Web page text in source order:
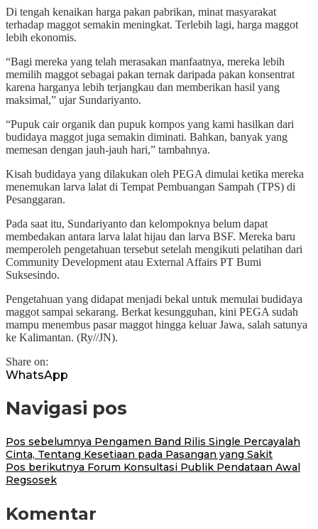
Di tengah kenaikan harga pakan pabrikan, minat masyarakat
terhadap maggot semakin meningkat. Terlebih lagi, harga maggot
lebih ekonomis.
“Bagi mereka yang telah merasakan manfaatnya, mereka lebih
memilih maggot sebagai pakan ternak daripada pakan konsentrat
karena harganya lebih terjangkau dan memberikan hasil yang
maksimal,” ujar Sundariyanto.
“Pupuk cair organik dan pupuk kompos yang kami hasilkan dari
budidaya maggot juga semakin diminati. Bahkan, banyak yang
memesan dengan jauh-jauh hari,” tambahnya.
Kisah budidaya yang dilakukan oleh PEGA dimulai ketika mereka
menemukan larva lalat di Tempat Pembuangan Sampah (TPS) di
Pesanggaran.
Pada saat itu, Sundariyanto dan kelompoknya belum dapat
membedakan antara larva lalat hijau dan larva BSF. Mereka baru
memperoleh pengetahuan tersebut setelah mengikuti pelatihan dari
Community Development atau External Affairs PT Bumi
Suksesindo.
Pengetahuan yang didapat menjadi bekal untuk memulai budidaya
maggot sampai sekarang. Berkat kesungguhan, kini PEGA sudah
mampu menembus pasar maggot hingga keluar Jawa, salah satunya
ke Kalimantan. (Ry//JN).
Share on:
WhatsApp
Navigasi pos
Pos sebelumnya Pengamen Band Rilis Single Percayalah
Cinta, Tentang Kesetiaan pada Pasangan yang Sakit
Pos berikutnya Forum Konsultasi Publik Pendataan Awal
Regsosek
Komentar